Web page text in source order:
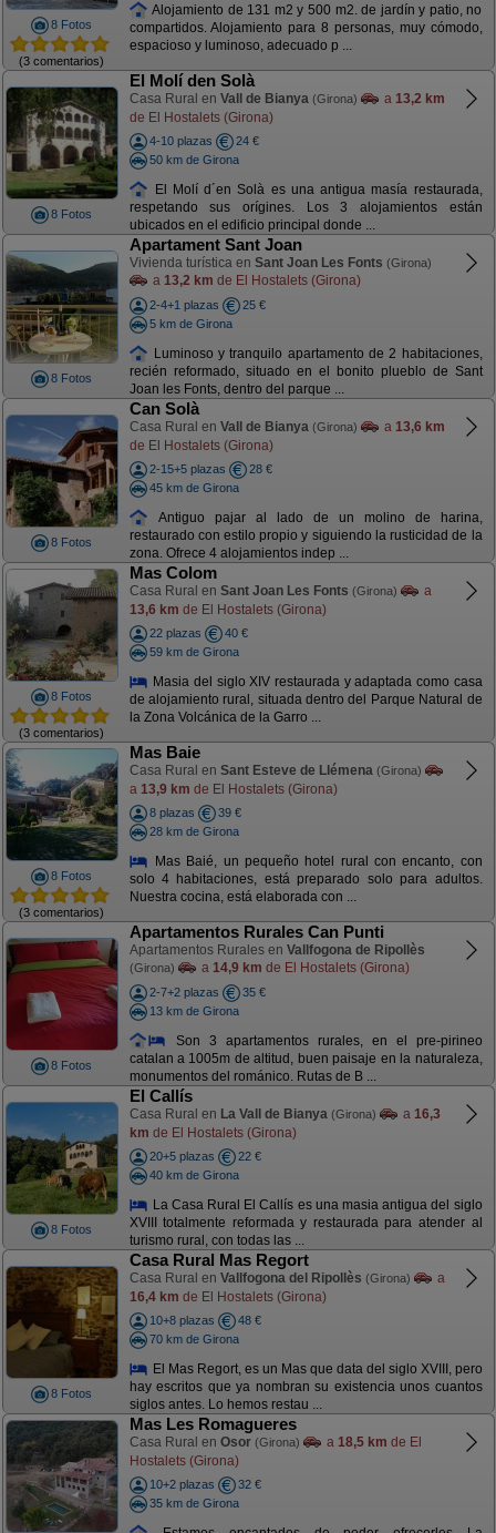
8 Fotos
(3 comentarios)
Alojamiento de 131 m2 y 500 m2. de jardín y patio, no
compartidos. Alojamiento para 8 personas, muy cómodo,
espacioso y luminoso, adecuado p ...
8 Fotos
El Molí den Solà
Casa Rural en Vall de Bianya (Girona) a 13,2 km
de El Hostalets (Girona)
4-10 plazas
24 €
50 km de Girona
El Molí d´en Solà es una antigua masía restaurada,
respetando sus orígines. Los 3 alojamientos están
ubicados en el edificio principal donde ...
8 Fotos
Apartament Sant Joan
Vivienda turística en Sant Joan Les Fonts (Girona)
a 13,2 km de El Hostalets (Girona)
2-4+1 plazas
25 €
5 km de Girona
Luminoso y tranquilo apartamento de 2 habitaciones,
recién reformado, situado en el bonito plueblo de Sant
Joan les Fonts, dentro del parque ...
8 Fotos
Can Solà
Casa Rural en Vall de Bianya (Girona) a 13,6 km
de El Hostalets (Girona)
2-15+5 plazas
28 €
45 km de Girona
Antiguo pajar al lado de un molino de harina,
restaurado con estilo propio y siguiendo la rusticidad de la
zona. Ofrece 4 alojamientos indep ...
8 Fotos
(3 comentarios)
Mas Colom
Casa Rural en Sant Joan Les Fonts (Girona)
a
13,6 km de El Hostalets (Girona)
22 plazas
40 €
59 km de Girona
Masia del siglo XIV restaurada y adaptada como casa
de alojamiento rural, situada dentro del Parque Natural de
la Zona Volcánica de la Garro ...
8 Fotos
(3 comentarios)
Mas Baie
Casa Rural en Sant Esteve de Llémena (Girona)
a 13,9 km de El Hostalets (Girona)
8 plazas
39 €
28 km de Girona
Mas Baié, un pequeño hotel rural con encanto, con
solo 4 habitaciones, está preparado solo para adultos.
Nuestra cocina, está elaborada con ...
8 Fotos
Apartamentos Rurales Can Punti
Apartamentos Rurales en Vallfogona de Ripollès
(Girona) a 14,9 km de El Hostalets (Girona)
2-7+2 plazas
35 €
13 km de Girona
Son 3 apartamentos rurales, en el pre-pirineo
catalan a 1005m de altitud, buen paisaje en la naturaleza,
monumentos del románico. Rutas de B ...
8 Fotos
El Callís
Casa Rural en La Vall de Bianya (Girona) a 16,3
km de El Hostalets (Girona)
20+5 plazas
22 €
40 km de Girona
La Casa Rural El Callís es una masia antigua del siglo
XVIII totalmente reformada y restaurada para atender al
turismo rural, con todas las ...
8 Fotos
Casa Rural Mas Regort
Casa Rural en Vallfogona del Ripollès (Girona)
a
16,4 km de El Hostalets (Girona)
10+8 plazas
48 €
70 km de Girona
El Mas Regort, es un Mas que data del siglo XVIII, pero
hay escritos que ya nombran su existencia unos cuantos
siglos antes. Lo hemos restau ...
Mas Les Romagueres
Casa Rural en Osor (Girona) a 18,5 km de El
Hostalets (Girona)
10+2 plazas
32 €
35 km de Girona